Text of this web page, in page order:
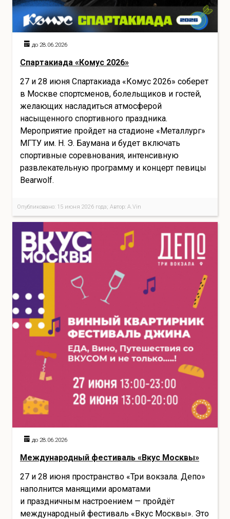
до 28.06.2026
Спартакиада «Комус 2026»
27 и 28 июня Спартакиада «Комус 2026» соберет
в Москве спортсменов, болельщиков и гостей,
желающих насладиться атмосферой
насыщенного спортивного праздника.
Мероприятие пройдет на стадионе «Металлург»
МГТУ им. Н. Э. Баумана и будет включать
спортивные соревнования, интенсивную
развлекательную программу и концерт певицы
Bearwolf.
Опубликовано: 15 июня 2026 года; Автор: A.Vin
до 28.06.2026
Международный фестиваль «Вкус Москвы»
27 и 28 июня пространство «Три вокзала. Депо»
наполнится манящими ароматами
и праздничным настроением — пройдёт
международный фестиваль «Вкус Москвы». Это